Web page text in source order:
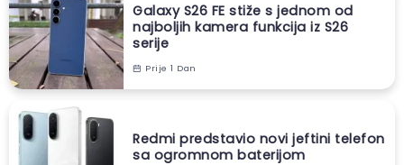
Galaxy S26 FE stiže s jednom od
najboljih kamera funkcija iz S26
serije
Prije 1 Dan
Redmi predstavio novi jeftini telefon
sa ogromnom baterijom